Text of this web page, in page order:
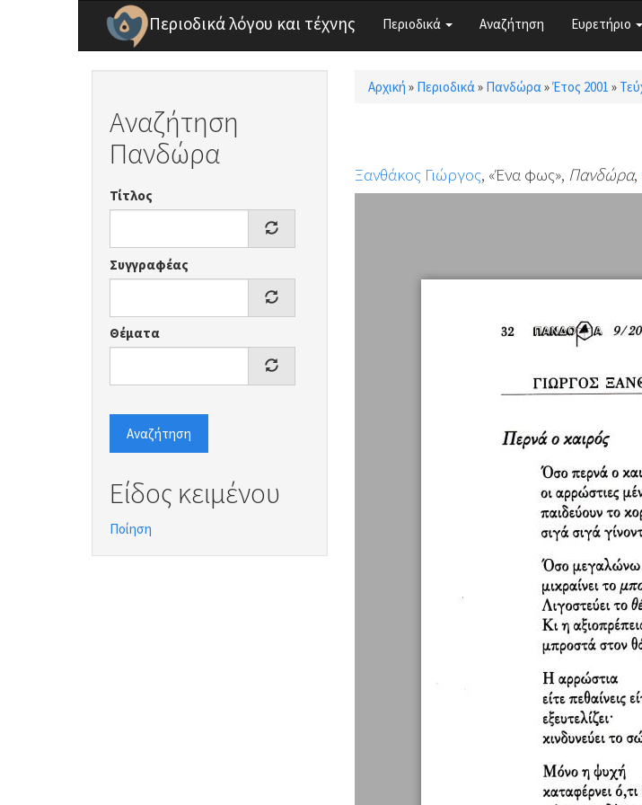
Παράκαμψη προς το κυρίως περιεχόμενο
Περιοδικά λόγου και τέχνης Περιοδικά Αναζήτηση Ευρετήριο
Αναζήτηση
Πανδώρα
Τίτλος
Συγγραφέας
Θέματα
Αναζήτηση
Είδος κειμένου
Ποίηση
Είστε εδώ
Αρχική » Περιοδικά» Πανδώρα»Έτος 2001 »
Ξανθάκος Γιώργος, «Ένα φως», Πανδώρα,